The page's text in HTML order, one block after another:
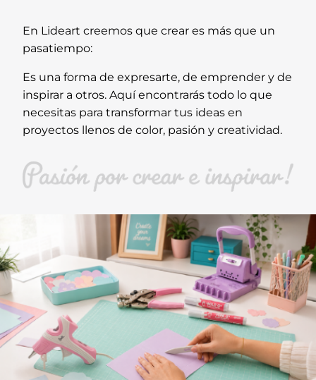
En Lideart creemos que crear es más que un
pasatiempo:
Es una forma de expresarte, de emprender y de
inspirar a otros. Aquí encontrarás todo lo que
necesitas para transformar tus ideas en
proyectos llenos de color, pasión y creatividad.